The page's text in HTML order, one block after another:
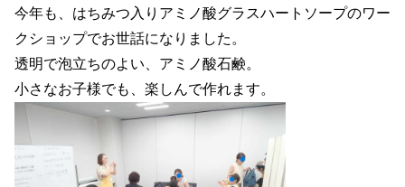
今年も、はちみつ入りアミノ酸グラスハートソープのワー
クショップでお世話になりました。
透明で泡立ちのよい、アミノ酸石鹸。
小さなお子様でも、楽しんで作れます。